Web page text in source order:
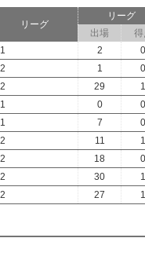
リーグ
リーグ
出場
得
2
0
1
0
29
1
0
0
7
0
11
1
18
0
30
1
27 1